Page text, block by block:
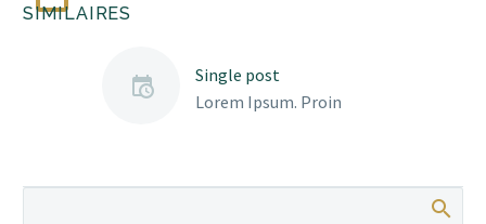
SIMILAIRES
Single post
Lorem Ipsum. Proin
sollicitudin, lorem quis